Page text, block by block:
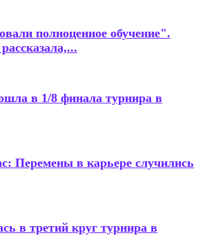
полноценное обучение".
в 1/8 финала турнира в
Перемены в карьере случились
в третий круг турнира в